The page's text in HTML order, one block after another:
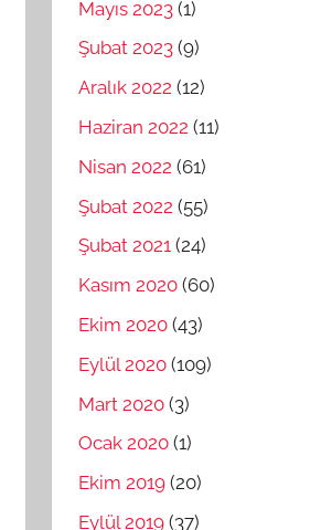
Mayıs 2023 (1)
Şubat 2023 (9)
Aralık 2022 (12)
Haziran 2022 (11)
Nisan 2022 (61)
Şubat 2022 (55)
Şubat 2021 (24)
Kasım 2020 (60)
Ekim 2020 (43)
Eylül 2020 (109)
Mart 2020 (3)
Ocak 2020 (1)
Ekim 2019 (20)
Eylül 2019 (37)